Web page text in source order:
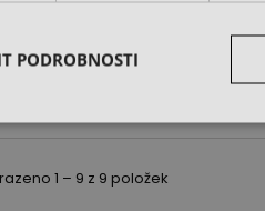
DO KOŠÍKU
1 – 9 z 9 položek
PODROBNOSTI